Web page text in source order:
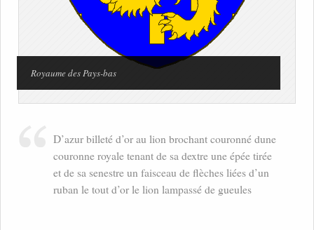
Royaume des Pays-bas
D’azur billeté d’or au lion brochant couronné dune
couronne royale tenant de sa dextre une épée tirée
et de sa senestre un faisceau de flèches liées d’un
ruban le tout d’or le lion lampassé de gueules